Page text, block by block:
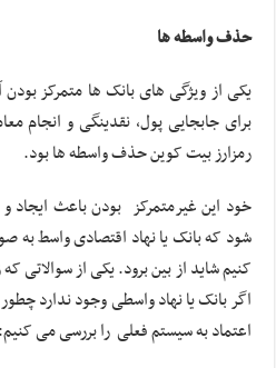
حذف واسطه ها
یکی از ویژگی های بانک ها متمرکز بودن
برای جابجایی پول، نقدینگی و انجام
رمزارز بیت کوین حذف واسطه ها بود.
خود این غیرمتمرکز بودن باعث
شود که بانک یا نهاد اقتصادی واسط به
کنیم شاید از بین برود. یکی از سوالاتی
اگر بانک یا نهاد واسطی وجود ندارد
اعتماد به سیستم فعلی را بررسی می کنیم: